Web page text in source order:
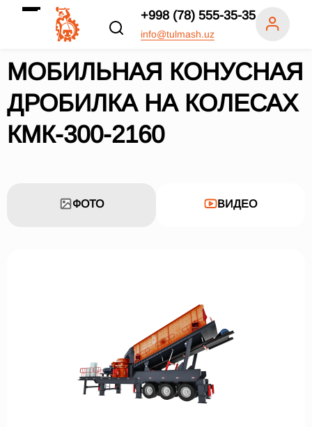
+998 (78) 555-35-35
info@tulmash.uz
МОБИЛЬНАЯ КОНУСНАЯ
ДРОБИЛКА НА КОЛЕСАХ
КМК-300-2160
ФОТО ВИДЕО